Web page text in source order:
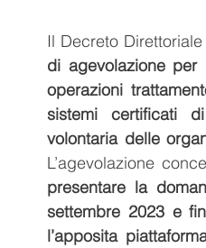
Il Decreto
di agevolazione per
operazioni
sistemi certificati
volontaria delle
L’agevolazione
presentare la
settembre 2023 e
l’apposita